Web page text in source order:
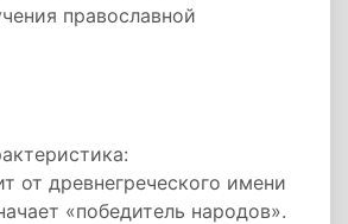
православной
от древнегреческого имени
«победитель народов».